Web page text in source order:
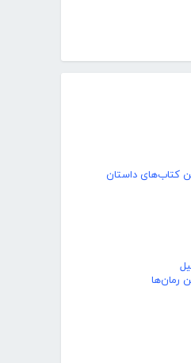
کتاب‌های داستان
رمان‌ها